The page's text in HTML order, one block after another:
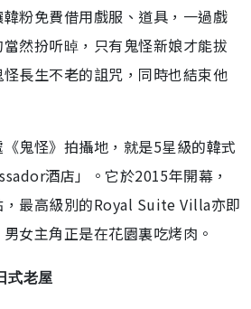
粉免費借用戲服、道具，一過戲
然扮听晫，只有鬼怪新娘才能拔
長生不老的詛咒，同時也結束他
鬼怪》拍攝地，就是5星級的韓式
酒店」。它於2015年開幕，
，最高級別的Royal Suite Villa亦即
女主角正是在花園裏吃烤肉。
式老屋